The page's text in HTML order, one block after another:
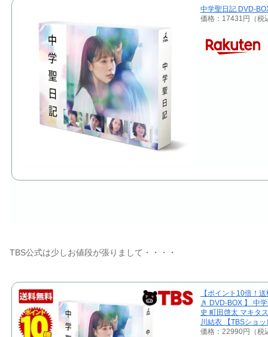
中学聖日記 DVD-
価格：17431円（税
TBS公式は少しお値段が張りまして・・・・
【ポイント10倍！
き DVD-BOX 】 中
史 町田啓太 マキタ
川結衣 【TBSショ
価格：22990円（税